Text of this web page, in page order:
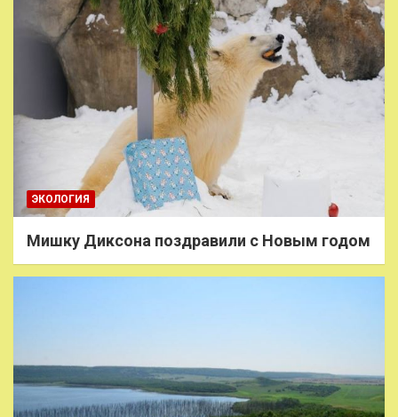
ЭКОЛОГИЯ
Мишку Диксона поздравили с Новым годом